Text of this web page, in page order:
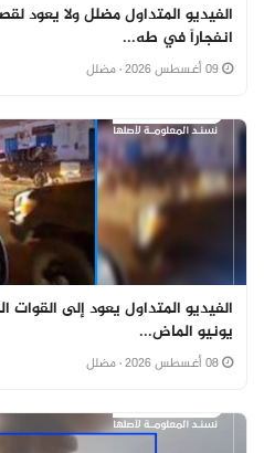
الفيديو المتداول مضلل ولا
انفجاراً في طه...
· مضلل
الفيديو المتداول يعود إلى
يونيو الماض...
· مضلل